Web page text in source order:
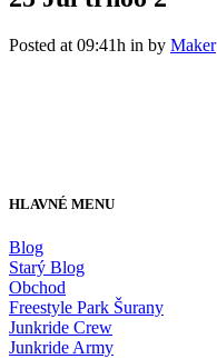
Posted at 09:41h in by Maker
HLAVNÉ MENU
Blog
Starý Blog
Obchod
Freestyle Park Šurany
Junkride Crew
Junkride Army